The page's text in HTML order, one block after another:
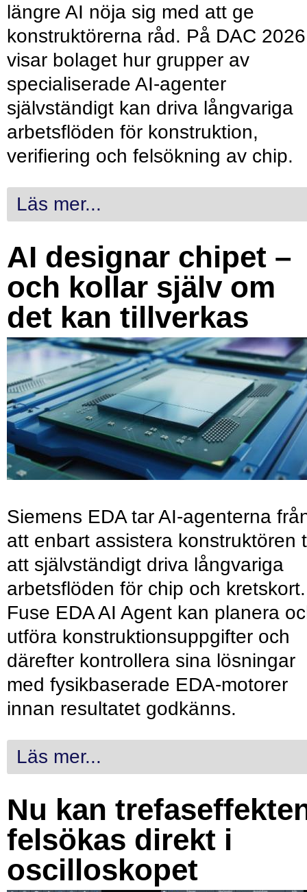
längre AI nöja sig med att ge
konstruktörerna råd. På DAC 2026
visar bolaget hur grupper av
specialiserade AI-agenter
självständigt kan driva långvariga
arbetsflöden för konstruktion,
verifiering och felsökning av chip.
Läs mer...
AI designar chipet –
och kollar själv om
det kan tillverkas
Siemens EDA tar AI-agenterna
att enbart assistera konstruktören
att självständigt driva långvariga
arbetsflöden för chip och kretskort.
Fuse EDA AI Agent kan planera
utföra konstruktionsuppgifter och
därefter kontrollera sina lösningar
med fysikbaserade EDA-motorer
innan resultatet godkänns.
Läs mer...
Nu kan
felsökas direkt i
oscilloskopet